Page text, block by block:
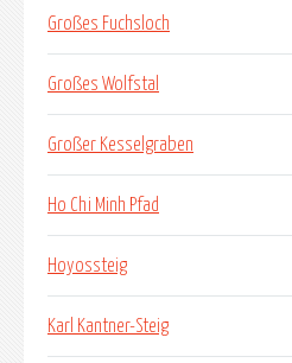
Großes Fuchsloch
Großes Wolfstal
Großer Kesselgraben
Ho Chi Minh Pfad
Hoyossteig
Karl Kantner-Steig